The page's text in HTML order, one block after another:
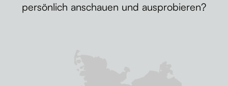
persönlich anschauen und ausprobieren?